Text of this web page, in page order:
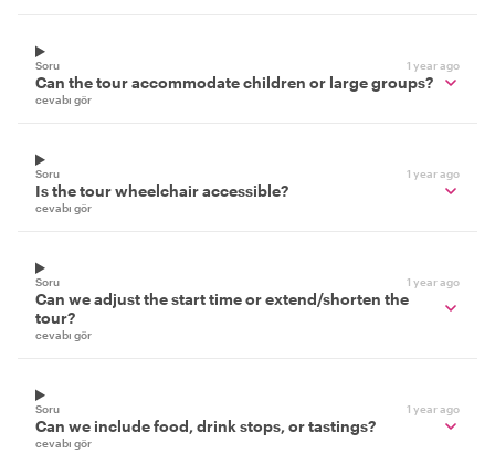
Soru 1 year ago
Can the tour accommodate children or large groups?
cevabı gör
Soru 1 year ago
Is the tour wheelchair accessible?
cevabı gör
Soru 1 year ago
Can we adjust the start time or extend/shorten the
tour?
cevabı gör
Soru 1 year ago
Can we include food, drink stops, or tastings?
cevabı gör